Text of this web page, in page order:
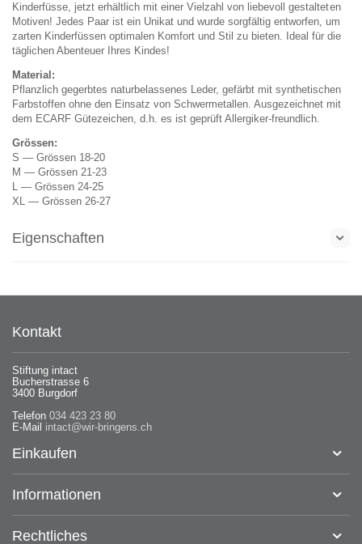
Kinderfüsse, jetzt erhältlich mit einer Vielzahl von liebevoll gestalteten
Motiven! Jedes Paar ist ein Unikat und wurde sorgfältig entworfen, um
zarten Kinderfüssen optimalen Komfort und Stil zu bieten. Ideal für die
täglichen Abenteuer Ihres Kindes!
Material:
Pflanzlich gegerbtes naturbelassenes Leder, gefärbt mit synthetischen
Farbstoffen ohne den Einsatz von Schwermetallen. Ausgezeichnet mit
dem ECARF Gütezeichen, d.h. es ist geprüft Allergiker-freundlich.
Grössen:
S — Grössen 18-20
M — Grössen 21-23
L — Grössen 24-25
XL — Grössen 26-27
Eigenschaften
Kontakt
Stiftung intact
Bucherstrasse 6
3400 Burgdorf
Telefon034 423 23 80
E-Mail intact@wir-bringens.ch
Einkaufen
Informationen
Rechtliches